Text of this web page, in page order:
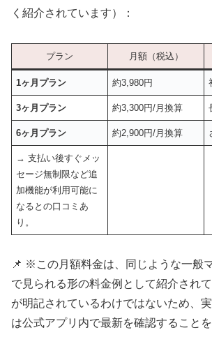
く紹介されています）：
プラン 月額（税込）
1ヶ月プラン 約3,980円
3ヶ月プラン 約3,300円/月換算
6ヶ月プラン 約2,900円/月換算
→ 支払い後すぐメッ
セージ無制限など追
加機能が利用可能に
なるとの口コミあ
り。
📌 ※この月額料金は、同じような一般
で見られる形の料金例として紹介され
が明記されているわけではないため、
は公式アプリ内で最新を確認することを